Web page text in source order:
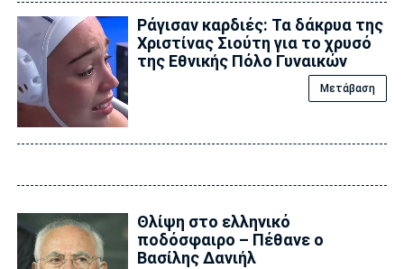
Ράγισαν καρδιές: Τα δάκρυα της
Χριστίνας Σιούτη για το χρυσό
της Εθνικής Πόλο Γυναικών
Μετάβαση
Θλίψη στο ελληνικό
ποδόσφαιρο – Πέθανε ο
Βασίλης Δανιήλ